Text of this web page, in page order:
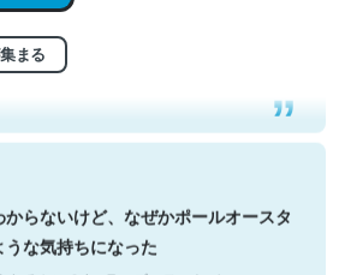
まる
Go. Then Covid hit. Shit.
るかい？ by ラーズ・ヌートバー
らないけど、なぜかポールオースタ
な気持ちになった